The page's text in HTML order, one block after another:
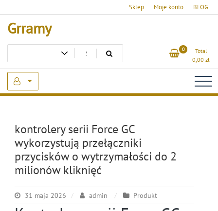
to
content
Sklep Moje konto BLOG
Grramy
0
Total
0,00 zł
kontrolery serii Force GC
wykorzystują przełączniki
przycisków o wytrzymałości do 2
milionów kliknięć
31 maja 2026 admin Produkt